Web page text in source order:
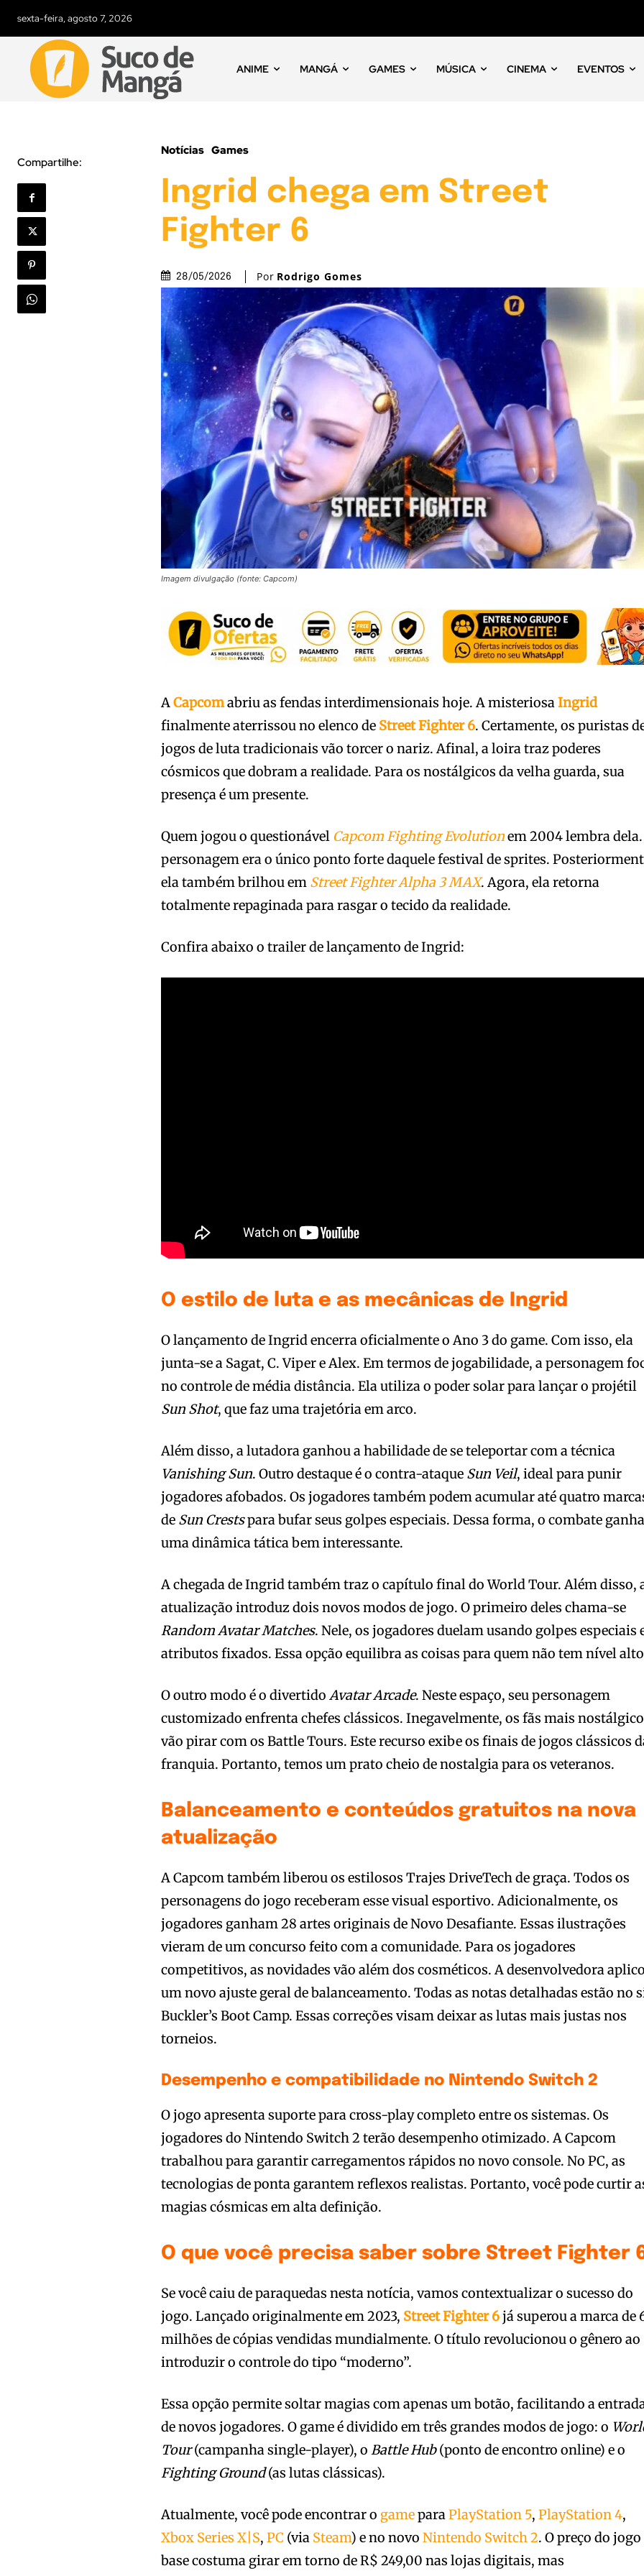
sexta-feira, agosto 7, 2026
ANIME MANGÁ GAMES MÚSICA CINEMA EVENTOS
Compartilhe:
Notícias Games
Ingrid chega em Street
Fighter 6
28/05/2026 Por Rodrigo Gomes
Imagem divulgação (fonte: Capcom)
ACapcomabriu as fendas interdimensionais hoje. A misteriosaIngrid
finalmente aterrissou no elenco de Street Fighter 6. Certamente, os puristas
jogos de luta tradicionais vão torcer o nariz. Afinal, a loira traz poderes
cósmicos que dobram a realidade. Para os nostálgicos da velha guarda, sua
presença é um presente.
Quem jogou o questionável Capcom Fighting Evolutionem 2004 lembra
personagem era o único ponto forte daquele festival de sprites.
ela também brilhou em Street Fighter Alpha 3 MAX. Agora, ela retorna
totalmente repaginada para rasgar o tecido da realidade.
Confira abaixo o trailer de lançamento de Ingrid:
O estilo de luta e as mecânicas de Ingrid
O lançamento de Ingrid encerra oficialmente o Ano 3 do game. Com isso, ela
junta-se a Sagat, C. Viper e Alex. Em termos de jogabilidade, a personagem
no controle de média distância. Ela utiliza o poder solar para lançar o projétil
Sun Shot, que faz uma trajetória em arco.
Além disso, a lutadora ganhou a habilidade de se teleportar com a técnica
Vanishing Sun. Outro destaque é o contra-ataque Sun Veil, ideal para punir
jogadores afobados. Os jogadores também podem acumular até quatro
de Sun Crestspara bufar seus golpes especiais. Dessa forma, o combate ganha
uma dinâmica tática bem interessante.
A chegada de Ingrid também traz o capítulo final do World Tour. Além disso,
atualização introduz dois novos modos de jogo. O primeiro deles chama-se
Random Avatar Matches. Nele, os jogadores duelam usando golpes especiais
atributos fixados. Essa opção equilibra as coisas para quem não tem nível
O outro modo é o divertidoAvatar Arcade. Neste espaço, seu personagem
customizado enfrenta chefes clássicos. Inegavelmente, os fãs mais
vão pirar com os Battle Tours. Este recurso exibe os finais de jogos clássicos
franquia. Portanto, temos um prato cheio de nostalgia para os veteranos.
Balanceamento e conteúdos gratuitos na nova
atualização
A Capcom também liberou os estilosos Trajes DriveTech de graça. Todos os
personagens do jogo receberam esse visual esportivo. Adicionalmente, os
jogadores ganham 28 artes originais de Novo Desafiante. Essas ilustrações
vieram de um concurso feito com a comunidade. Para os jogadores
competitivos, as novidades vão além dos cosméticos. A desenvolvedora
um novo ajuste geral de balanceamento. Todas as notas detalhadas estão no
Buckler’s Boot Camp. Essas correções visam deixar as lutas mais justas nos
torneios.
Desempenho e compatibilidade no Nintendo Switch 2
O jogo apresenta suporte para cross-play completo entre os sistemas. Os
jogadores do Nintendo Switch 2 terão desempenho otimizado. A Capcom
trabalhou para garantir carregamentos rápidos no novo console. No PC, as
tecnologias de ponta garantem reflexos realistas. Portanto, você pode curtir
magias cósmicas em alta definição.
O que você precisa saber sobre Street Fighter
Se você caiu de paraquedas nesta notícia, vamos contextualizar o sucesso do
jogo. Lançado originalmente em 2023, Street Fighter 6já superou a marca de
milhões de cópias vendidas mundialmente. O título revolucionou o gênero ao
introduzir o controle do tipo “moderno”.
Essa opção permite soltar magias com apenas um botão, facilitando a
de novos jogadores. O game é dividido em três grandes modos de jogo: o
Tour(campanha single-player), oBattle Hub(ponto de encontro online) e o
Fighting Ground(as lutas clássicas).
Atualmente, você pode encontrar o gameparaPlayStation 5,PlayStation 4,
Xbox Series X|S,PC (via Steam) e no novoNintendo Switch 2. O preço do jogo
base costuma girar em torno de R$ 249,00 nas lojas digitais, mas